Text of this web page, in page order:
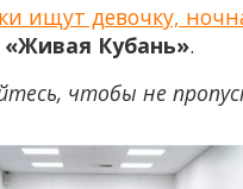
ищут девочку,
«Живая Кубань».
чтобы не